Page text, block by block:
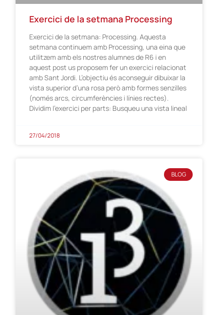
Exercici de la setmana Processing
Exercici de la setmana: Processing. Aquesta
setmana continuem amb Processing, una eina que
utilitzem amb els nostres alumnes de R6 i en
aquest post us proposem fer un exercici relacionat
amb Sant Jordi. L’objectiu és aconseguir dibuixar la
vista superior d’una rosa però amb formes senzilles
(només arcs, circumferències i línies rectes).
Dividim l’exercici per parts: Busqueu una vista lineal
27/04/2018
BLOG